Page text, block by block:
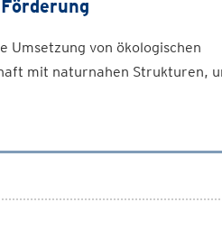
von ökologischen
mit naturnahen Strukturen,